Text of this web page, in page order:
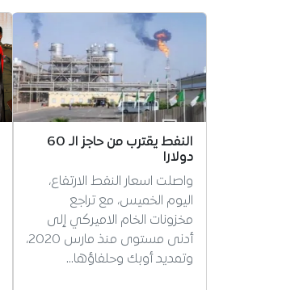
النفط يقترب من حاجز الـ 60
دولارا
واصلت اسعار النفط الارتفاع،
اليوم الخميس، مع تراجع
مخزونات الخام الاميركي إلى
أدنى مستوى منذ مارس 2020،
وتمديد أوبك وحلفاؤها…